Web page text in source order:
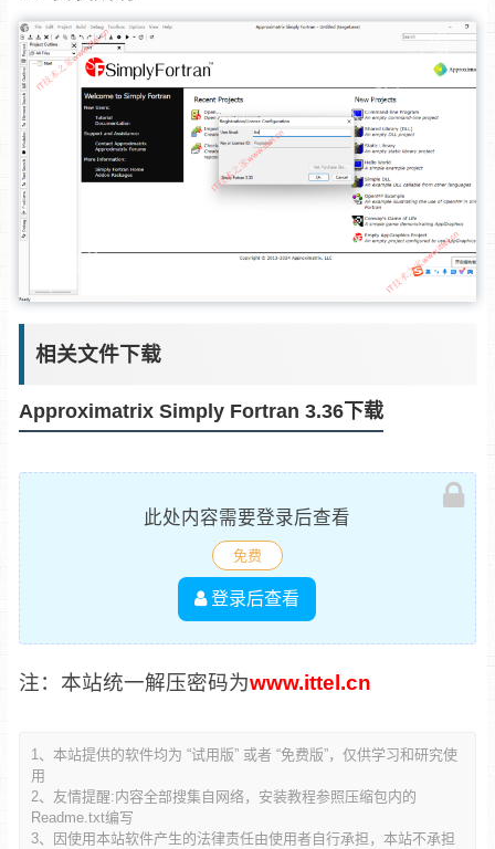
相关文件下载
Approximatrix Simply Fortran 3.36下载
此处内容需要登录后查看
免费
登录后查看
注：本站统一解压密码为www.ittel.cn
1、本站提供的软件均为 “试用版” 或者 “免费版”，仅供学习和研究使
用
2、友情提醒:内容全部搜集自网络，安装教程参照压缩包内的
Readme.txt编写
3、因使用本站软件产生的法律责任由使用者自行承担，本站不承担